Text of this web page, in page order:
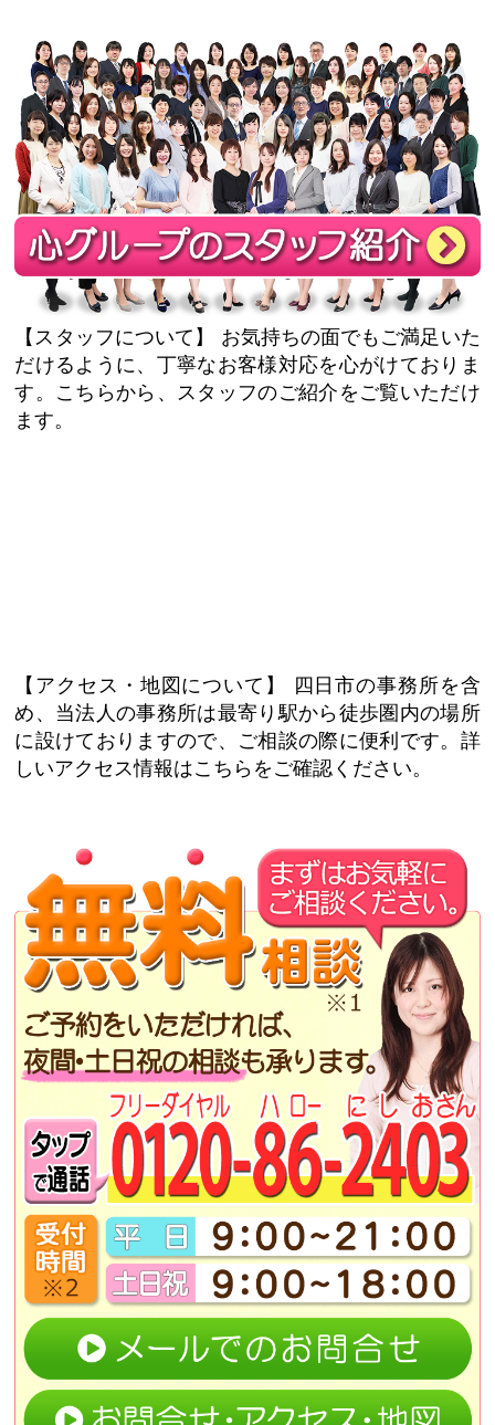
【スタッフについて】
お気持ちの面でもご満足いた
だけるように、丁寧なお客様対応を心がけておりま
す。こちらから、スタッフのご紹介をご覧いただけ
ます。
【アクセス・地図について】
四日市の事務所を含
め、当法人の事務所は最寄り駅から徒歩圏内の場所
に設けておりますので、ご相談の際に便利です。詳
しいアクセス情報はこちらをご確認ください。